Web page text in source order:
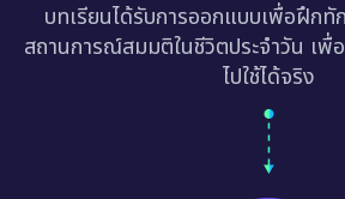
บทเรียนได้รับการออกแบบเพื่อฝึกทั
สถานการณ์สมมติในชีวิตประจำวัน เพื่
ไปใช้ได้จริง